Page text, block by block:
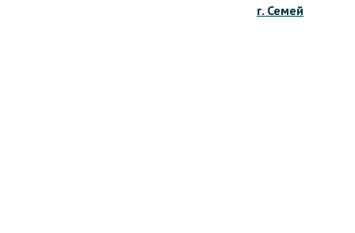
г. Семей